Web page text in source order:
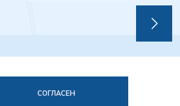
обработки персональных данных
Мы используем Cookies
СОГЛАСЕН